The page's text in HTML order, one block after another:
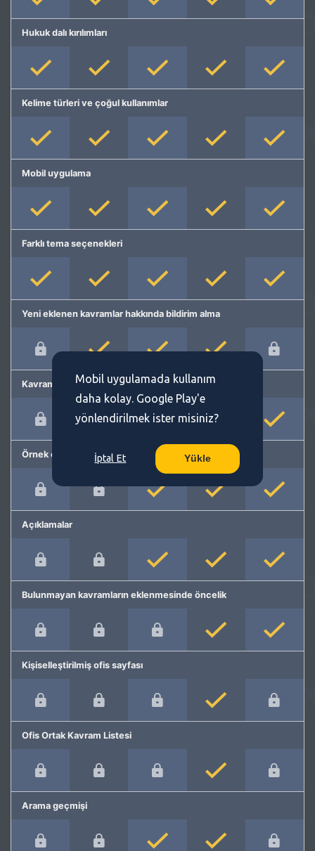
Hukuk dalı kırılımları
Kelime türleri ve çoğul kullanımlar
Mobil uygulama
Farklı tema seçenekleri
Yeni eklenen kavramlar hakkında bildirim alma
Kavram önerme
Örnek cümleler
Açıklamalar
Bulunmayan kavramların eklenmesinde öncelik
Kişiselleştirilmiş ofis sayfası
Ofis Ortak Kavram Listesi
Arama geçmişi
Mobil uygulamada kullanım
daha kolay. Google Play'e
yönlendirilmek ister misiniz?
İptal Et Yükle